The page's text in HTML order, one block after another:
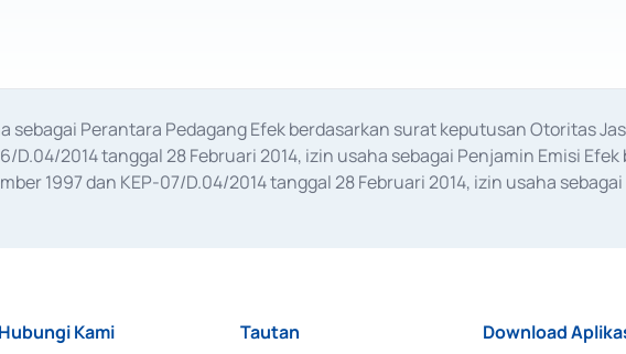
sebagai Perantara Pedagang Efek berdasarkan surat keputusan Otoritas
D.04/2014 tanggal 28 Februari 2014, izin usaha sebagai Penjamin Emisi
1997 dan KEP-07/D.04/2014 tanggal 28 Februari 2014, izin usaha
Hubungi Kami Tautan Download